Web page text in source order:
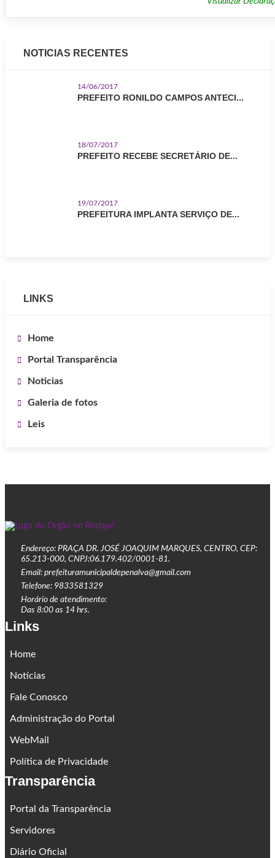
NOTICIAS RECENTES
14/06/2017
PREFEITO RONILDO CAMPOS ANTECI...
18/07/2017
PREFEITO RECEBE SECRETÁRIO DE...
19/07/2017
PREFEITURA IMPLANTA SERVIÇO DE...
LINKS
Home
Portal Transparência
Noticias
Galeria de fotos
Leis
Endereço: PRAÇA DR. JOSÉ JOAQUIM MARQUES, CENTRO, CEP:
65.213-000, CNPJ:06.179.402/0001-81.
Email: prefeituramunicipaldepenalva@gmail.com
Telefone: 9833581329
Horário de atendimento:
Das 8:00 as 14 hrs.
Links
Home
Notícias
Fale Conosco
Administração do Portal
WebMail
Política de Privacidade
Transparência
Portal da Transparência
Servidores
Diário Oficial